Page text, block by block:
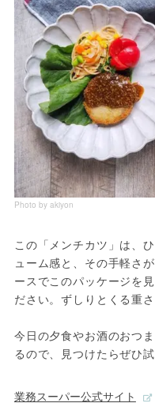
Photo by akiyon
この「メンチカツ」は、
ューム感と、その手軽さ
ースでこのパッケージを
ださい。ずしりとくる重
今日の夕食やお酒のおつ
るので、見つけたらぜひ
業務スーパー公式サイト